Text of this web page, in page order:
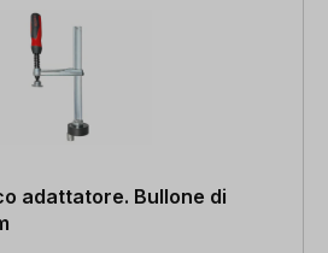
adattatore. Bullone di